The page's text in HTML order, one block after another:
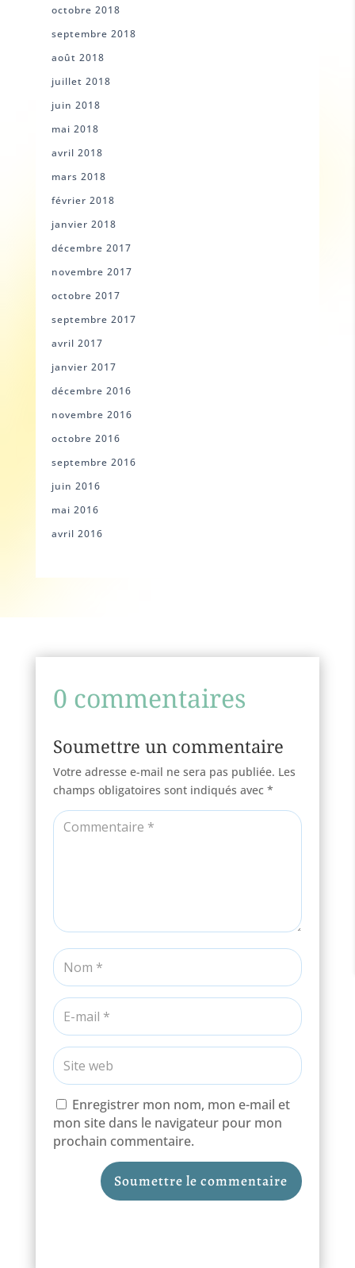
octobre 2018
septembre 2018
août 2018
juillet 2018
juin 2018
mai 2018
avril 2018
mars 2018
février 2018
janvier 2018
décembre 2017
novembre 2017
octobre 2017
septembre 2017
avril 2017
janvier 2017
décembre 2016
novembre 2016
octobre 2016
septembre 2016
juin 2016
mai 2016
avril 2016
0 commentaires
Soumettre un commentaire
Votre adresse e-mail ne sera pas publiée. Les
champs obligatoires sont indiqués avec*
Enregistrer mon nom, mon e-mail et
mon site dans le navigateur pour mon
prochain commentaire.
Soumettre le commentaire